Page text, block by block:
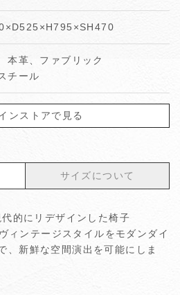
革、ファブリック
チール
ンストアで見る
サイズについて
的にリデザインした椅子
ィンテージスタイルをモダンダイ
、新鮮な空間演出を可能にしま